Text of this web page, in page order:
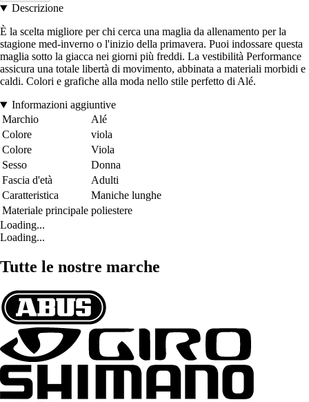
Descrizione
È la scelta migliore per chi cerca una maglia da allenamento per la
stagione med-inverno o l'inizio della primavera. Puoi indossare questa
maglia sotto la giacca nei giorni più freddi. La vestibilità Performance
assicura una totale libertà di movimento, abbinata a materiali morbidi e
caldi. Colori e grafiche alla moda nello stile perfetto di Alé.
Informazioni aggiuntive
Marchio
Alé
Colore
viola
Colore
Viola
Sesso
Donna
Fascia d'età
Adulti
Caratteristica
Maniche lunghe
Materiale principale poliestere
Loading...
Loading...
Tutte le nostre marche